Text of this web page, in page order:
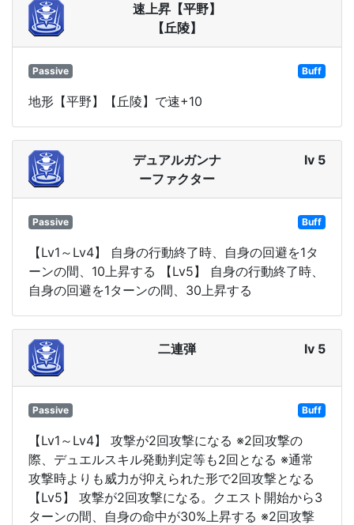
速上昇【平野】
【丘陵】
Passive Buff
地形【平野】【丘陵】で速+10
デュアルガンナ
ーファクター
lv 5
Passive Buff
【Lv1～Lv4】 自身の行動終了時、自身の回避を1タ
ーンの間、10上昇する 【Lv5】 自身の行動終了時、
自身の回避を1ターンの間、30上昇する
二連弾 lv 5
Passive Buff
【Lv1～Lv4】 攻撃が2回攻撃になる ※2回攻撃の
際、デュエルスキル発動判定等も2回となる ※通常
攻撃時よりも威力が抑えられた形で2回攻撃となる
【Lv5】 攻撃が2回攻撃になる。クエスト開始から3
ターンの間、自身の命中が30%上昇する ※2回攻撃